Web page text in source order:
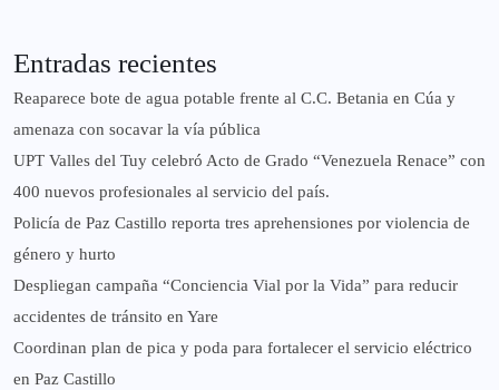
Entradas recientes
Reaparece bote de agua potable frente al C.C. Betania en Cúa y
amenaza con socavar la vía pública
UPT Valles del Tuy celebró Acto de Grado “Venezuela Renace” con
400 nuevos profesionales al servicio del país.
‎Policía de Paz Castillo reporta tres aprehensiones por violencia de
género y hurto
‎Despliegan campaña “Conciencia Vial por la Vida” para reducir
accidentes de tránsito en Yare
Coordinan plan de pica y poda para fortalecer el servicio eléctrico
en Paz Castillo